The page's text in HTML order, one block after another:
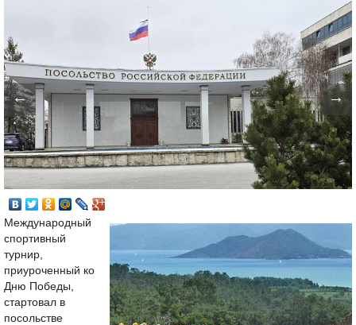
← →
Международный
спортивный
турнир,
приуроченный ко
Дню Победы,
стартовал в
посольстве